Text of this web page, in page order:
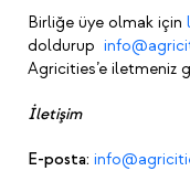
Birliğe üye olmak için
doldurup
Agricities’e iletmeniz
İletişim
E-posta: